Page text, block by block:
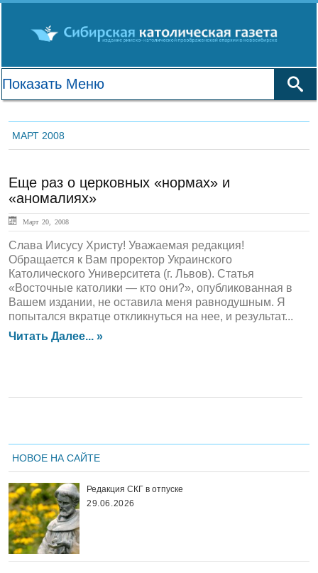
МАРТ 2008
Еще раз о церковных «нормах» и
«аномалиях»
Март 20, 2008
Слава Иисусу Христу! Уважаемая редакция!
Обращается к Вам проректор Украинского
Католического Университета (г. Львов). Статья
«Восточные католики — кто они?», опубликованная в
Вашем издании, не оставила меня равнодушным. Я
попытался вкратце откликнуться на нее, и результат...
Читать Далее... »
НОВОЕ НА САЙТЕ
Редакция СКГ в отпуске
29.06.2026